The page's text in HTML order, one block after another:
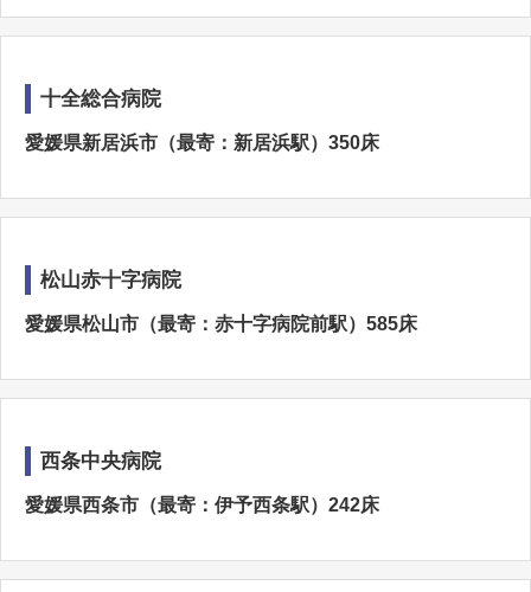
十全総合病院
愛媛県新居浜市（最寄：新居浜駅）350床
松山赤十字病院
愛媛県松山市（最寄：赤十字病院前駅）585床
西条中央病院
愛媛県西条市（最寄：伊予西条駅）242床